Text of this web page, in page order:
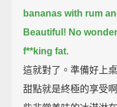
bananas with rum
Beautiful! No
f**king fat.
這就對了。準備好上
甜點就是終極的享受